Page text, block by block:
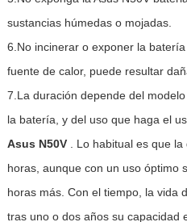
sustancias húmedas o mojadas.
6.No incinerar o exponer la
fuente de calor, puede resultar
7.La duración depende del
la batería, y del uso que haga el
Asus N50V . Lo habitual es que
horas, aunque con un uso óptimo
horas más. Con el tiempo, la vida
tras uno o dos años su capacidad